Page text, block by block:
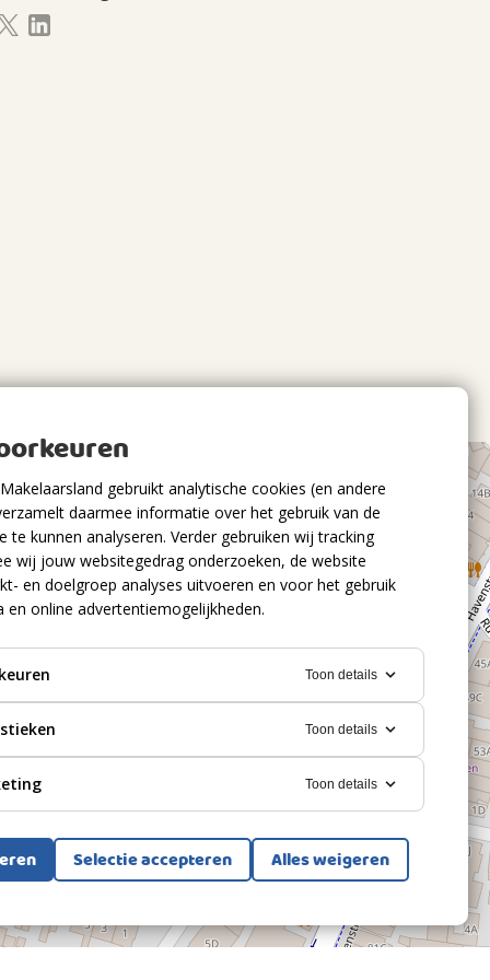
gebruikt analytische cookies (en andere
daarmee informatie over het gebruik van de
te kunnen analyseren. Verder gebruiken wij tracking
wij jouw websitegedrag onderzoeken, de website
en doelgroep analyses uitvoeren en voor het gebruik
en online advertentiemogelijkheden.
Toon details
Toon details
Toon details
Selectie accepteren Alles weigeren